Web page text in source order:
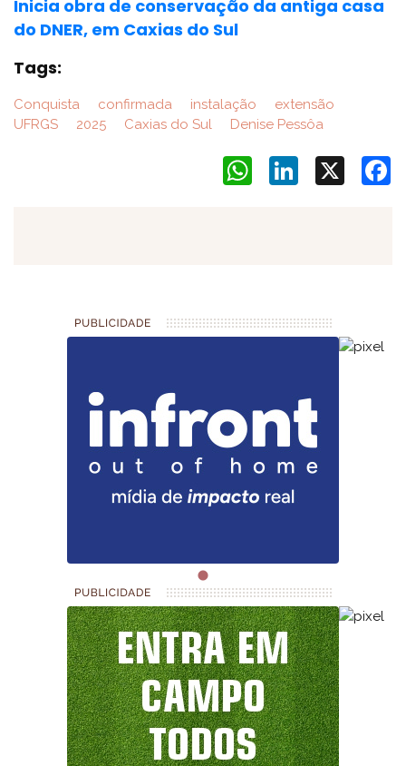
Inicia obra de conservação da antiga casa
do DNER, em Caxias do Sul
Tags:
Conquista confirmada instalação
extensão
UFRGS
2025 Caxias do Sul Denise Pessôa
LinkedIn
WhatsApp